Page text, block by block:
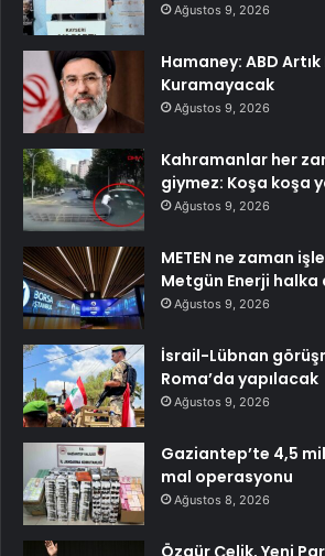
Ağustos 9, 2026
Hamaney: ABD
Kuramayacak
Ağustos 9, 2026
Kahramanlar her
giymez: Koşa koşa
Ağustos 9, 2026
METEN ne zaman
Metgün Enerji
Ağustos 9, 2026
İsrail-Lübnan
Roma’da yapılacak
Ağustos 9, 2026
Gaziantep’te 4,5
mal operasyonu
Ağustos 8, 2026
Özgür Çelik, Yeni